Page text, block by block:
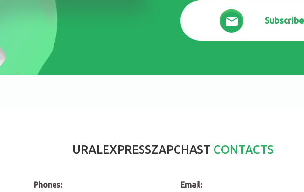
Subscribe
URALEXPRESSZAPCHAST CONTACTS
Phones:
Email: